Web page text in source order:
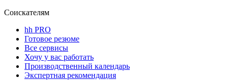
Соискателям
hh PRO
Готовое резюме
Все сервисы
Хочу у вас работать
Производственный календарь
Экспертная рекомендация